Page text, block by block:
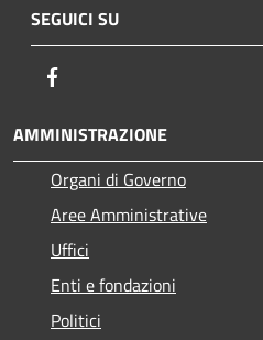
SEGUICI SU
AMMINISTRAZIONE
Organi di Governo
Aree Amministrative
Uffici
Enti e fondazioni
Politici